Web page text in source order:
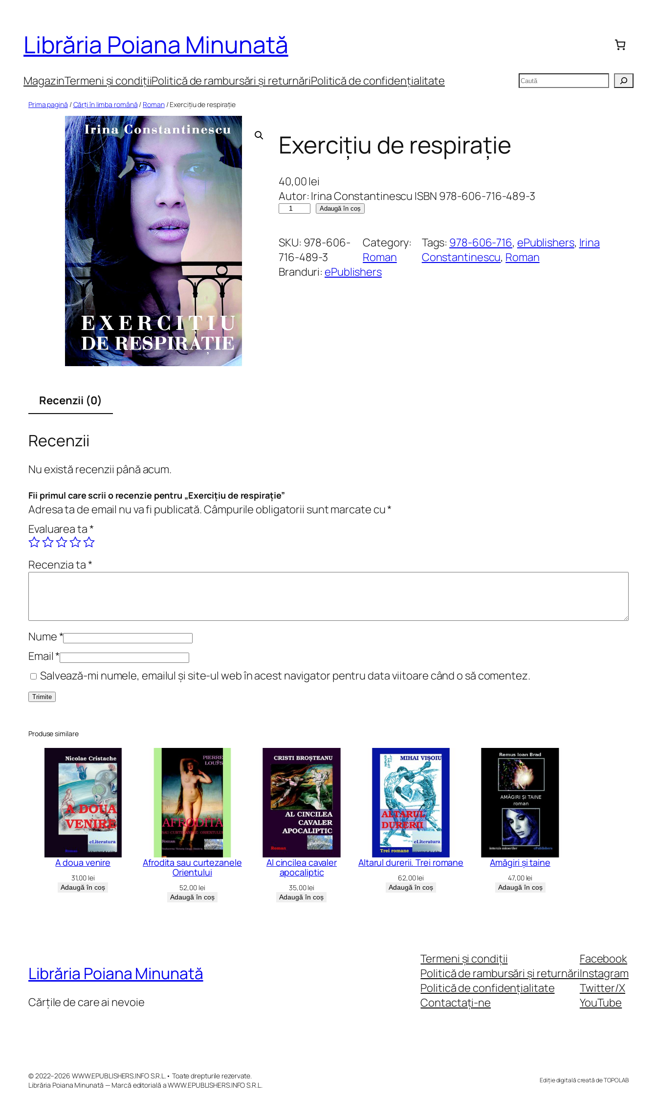
conținut
Librăria Poiana Minunată
MagazinTermeni și condițiiPolitică de rambursări și returnăriPolitică de confidențialitate Caută
Prima pagină /Cărți în limba română / Roman/ Exercițiu de respirație
Exercițiu de respirație
40,00lei
Autor: Irina Constantinescu ISBN 978-606-716-489-3
C
n
t
i
e
r
e
r
i
Adaugă în coș
SKU: 978-606-
716-489-3
Category:
Roman
Tags: 978-606-716, ePublishers, Irina
Constantinescu, Roman
Branduri: ePublishers
Recenzii (0)
Recenzii
Nu există recenzii până acum.
Fii primul care scrii o recenzie pentru „Exercițiu de respirație”
Adresa ta de email nu va fi publicată.Câmpurile obligatorii sunt marcate cu*
Evaluarea ta*
Recenzia ta*
Nume*
Email*
Salvează-mi numele, emailul și site-ul web în acest navigator pentru data viitoare când o să comentez.
Produse similare
A doua venire
31,00 lei
Adaugă în coș
Afrodita sau curtezanele
Orientului
52,00 lei
Adaugă în coș
Al cincilea cavaler
apocaliptic
35,00lei
Adaugă în coș
Altarul durerii. Trei romane
62,00lei
Adaugă în coș
Amăgiri și taine
47,00 lei
Adaugă în coș
Librăria Poiana Minunată
Cărțile de care ai nevoie
Termeni și condiții
Politică de rambursări și returnări
Politică de confidențialitate
Contactați-ne
Facebook
Instagram
Twitter/X
YouTube
© 2022–2026 WWW.EPUBLISHERS.INFO S.R.L.• Toate drepturile rezervate.
Librăria Poiana Minunată — Marcă editorială a WWW.EPUBLISHERS.INFO S.R.L.
Ediție digitală creată de TOPOLAB